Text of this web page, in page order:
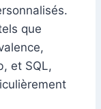
que
et SQL,